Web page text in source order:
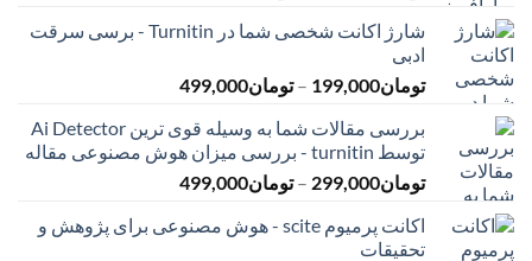
تومان145,000
تومان399,000
شارژ اکانت شخصی شما در Turnitin - برسی سرقت
ادبی
تومان199,000
– تومان499,000محدوده
تومان199,000
تا
تومان499,000
بررسی مقالات شما به وسیله قوی ترین Ai Detector
توسط turnitin - بررسی میزان هوش مصنوعی مقاله
تومان299,000
– تومان499,000محدوده
تومان299,000
اکانت پرمیوم scite - هوش مصنوعی برای پژوهش و
تحقیقات